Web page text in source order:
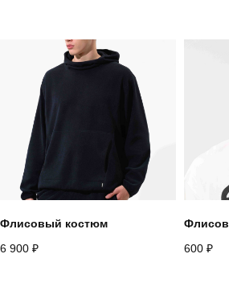
Флисовый костюм
6 900 ₽
600 ₽
Назад